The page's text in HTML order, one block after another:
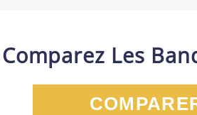
Comparez Les